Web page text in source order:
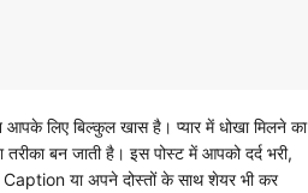
लिए बिल्कुल खास है। प्यार में धोखा मिलने का
बन जाती है। इस पोस्ट में आपको दर्द भरी,
या अपने दोस्तों के साथ शेयर भी कर